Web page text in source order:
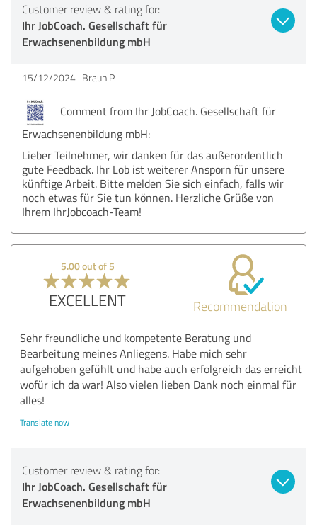
Customer review & rating for:
Ihr JobCoach. Gesellschaft für
Erwachsenenbildung mbH
15/12/2024 Braun P.
Comment from Ihr JobCoach. Gesellschaft für
Erwachsenenbildung mbH:
Lieber Teilnehmer, wir danken für das außerordentlich
gute Feedback. Ihr Lob ist weiterer Ansporn für unsere
künftige Arbeit. Bitte melden Sie sich einfach, falls wir
noch etwas für Sie tun können. Herzliche Grüße von
Ihrem IhrJobcoach-Team!
5.00 out of 5
EXCELLENT Recommendation
Sehr freundliche und kompetente Beratung und
Bearbeitung meines Anliegens. Habe mich sehr
aufgehoben gefühlt und habe auch erfolgreich das erreicht
wofür ich da war! Also vielen lieben Dank noch einmal für
alles!
Translate now
Customer review & rating for:
Ihr JobCoach. Gesellschaft für
Erwachsenenbildung mbH